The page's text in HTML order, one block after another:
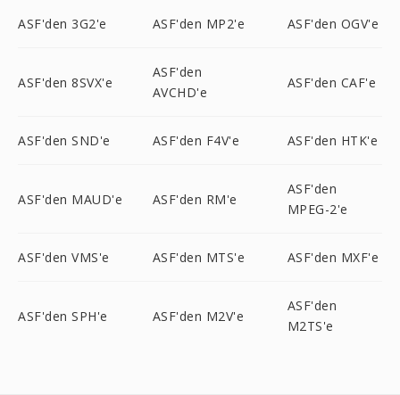
ASF'den 3G2'e ASF'den MP2'e ASF'den OGV'e
ASF'den 8SVX'e
ASF'den
AVCHD'e
ASF'den CAF'e
ASF'den SND'e ASF'den F4V'e ASF'den HTK'e
ASF'den MAUD'e ASF'den RM'e
ASF'den
MPEG-2'e
ASF'den VMS'e ASF'den MTS'e ASF'den MXF'e
ASF'den SPH'e ASF'den M2V'e
ASF'den
M2TS'e